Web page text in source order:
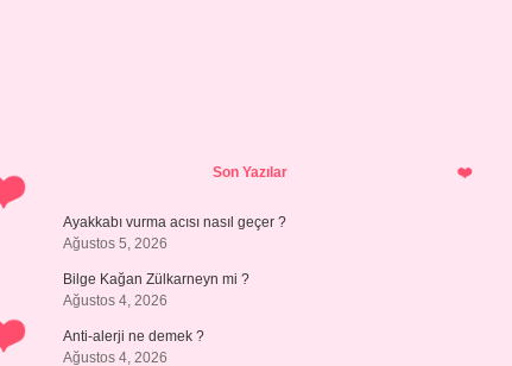
SidebarSon Yazılar
Ayakkabı vurma acısı nasıl geçer ?
Ağustos 5, 2026
Bilge Kağan Zülkarneyn mi ?
Ağustos 4, 2026
Anti-alerji ne demek ?
Ağustos 4, 2026